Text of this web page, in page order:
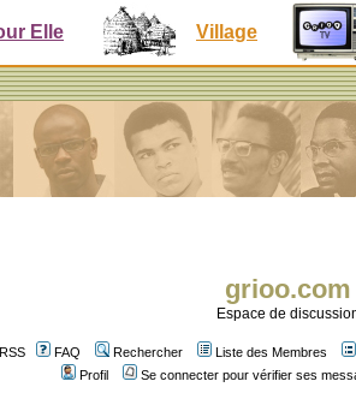
Elle Village
grioo.com
Espace de
RSS FAQ Rechercher Liste des Membres
Profil
Se connecter pour vérifier ses